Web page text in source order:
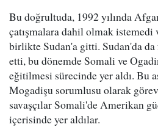
Bu doğrultuda, 1992 yılında
çatışmalara dahil olmak istemedi
birlikte Sudan'a gitti. Sudan'da
etti, bu dönemde Somali ve
eğitilmesi sürecinde yer aldı. Bu
Mogadişu sorumlusu olarak
savaşçılar Somali'de Amerikan
içerisinde yer aldılar.